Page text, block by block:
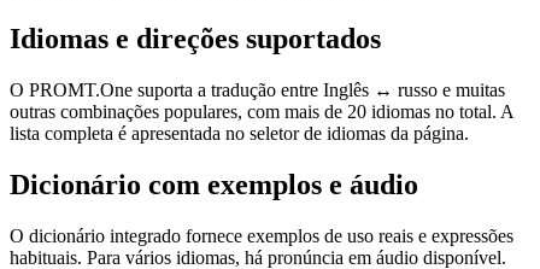
Idiomas e direções suportados
O PROMT.One suporta a tradução entre Inglês ↔ russo e muitas
outras combinações populares, com mais de 20 idiomas no total. A
lista completa é apresentada no seletor de idiomas da página.
Dicionário com exemplos e áudio
O dicionário integrado fornece exemplos de uso reais e expressões
habituais. Para vários idiomas, há pronúncia em áudio disponível.